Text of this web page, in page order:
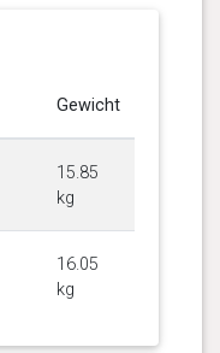
Gewicht
15.85
kg
16.05
kg